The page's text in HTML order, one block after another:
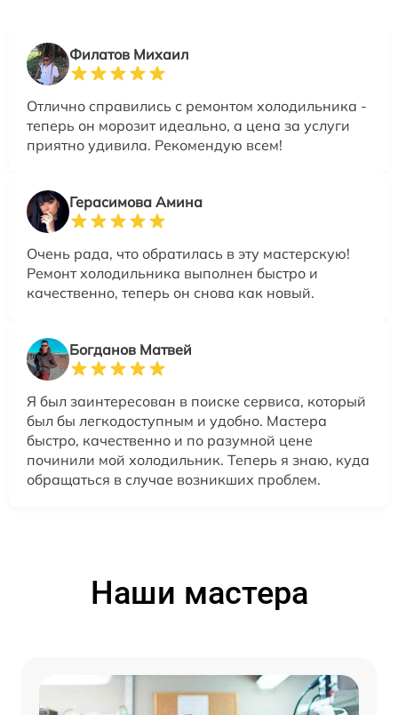
Филатов Михаил
Отлично справились с ремонтом холодильника -
теперь он морозит идеально, а цена за услуги
приятно удивила. Рекомендую всем!
Герасимова Амина
Очень рада, что обратилась в эту мастерскую!
Ремонт холодильника выполнен быстро и
качественно, теперь он снова как новый.
Богданов Матвей
Я был заинтересован в поиске сервиса, который
был бы легкодоступным и удобно. Мастера
быстро, качественно и по разумной цене
починили мой холодильник. Теперь я знаю, куда
обращаться в случае возникших проблем.
Наши мастера